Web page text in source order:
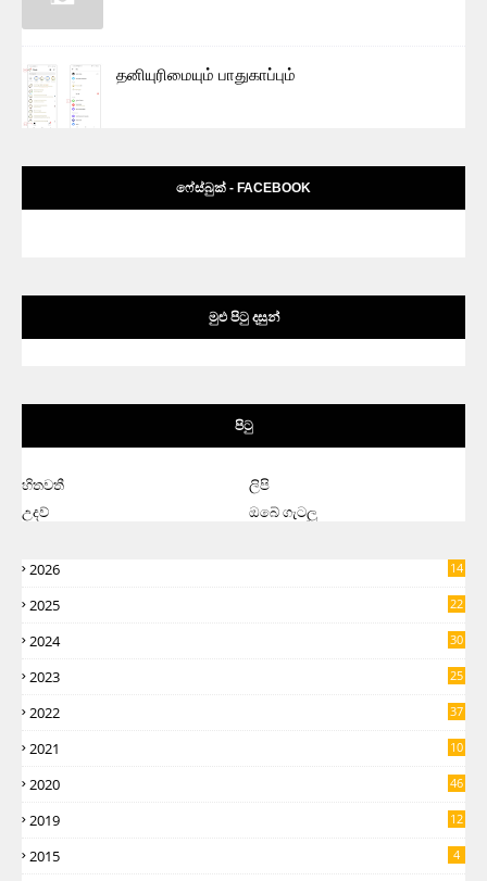
தனியுரிமையும் பாதுகாப்பும்
ෆේස්බුක් - FACEBOOK
මුළු පිටු දසුන්
පිටු
හිතවතී
ලිපි
උදව්
ඔබේ ගැටලු
2026 14
2025 22
2024 30
2023 25
2022 37
2021 10
2020 46
2019
12
2015 4